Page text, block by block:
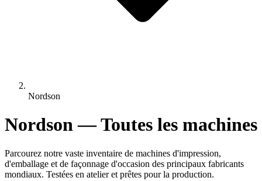
Nordson
Nordson — Toutes les machines
Parcourez notre vaste inventaire de machines d'impression,
d'emballage et de façonnage d'occasion des principaux fabricants
mondiaux. Testées en atelier et prêtes pour la production.